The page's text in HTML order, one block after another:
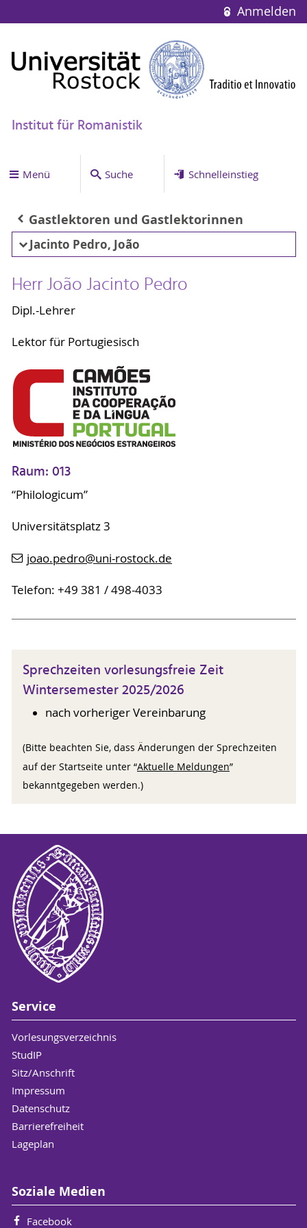
Anmelden
Institut für Romanistik
Menü Suche Schnelleinstieg
Gastlektoren und Gastlektorinnen
Jacinto Pedro, João
Herr João Jacinto Pedro
Dipl.-Lehrer
Lektor für Portugiesisch
Raum: 013
“Philologicum”
Universitätsplatz 3
joao.pedro@uni-rostock.de
Telefon: +49 381 / 498-4033
Sprechzeiten vorlesungsfreie Zeit
Wintersemester 2025/2026
nach vorheriger Vereinbarung
(Bitte beachten Sie, dass Änderungen der Sprechzeiten
auf der Startseite unter “Aktuelle Meldungen”
bekanntgegeben werden.)
Service
Vorlesungsverzeichnis
StudIP
Sitz/Anschrift
Impressum
Datenschutz
Barrierefreiheit
Lageplan
Soziale Medien
Facebook